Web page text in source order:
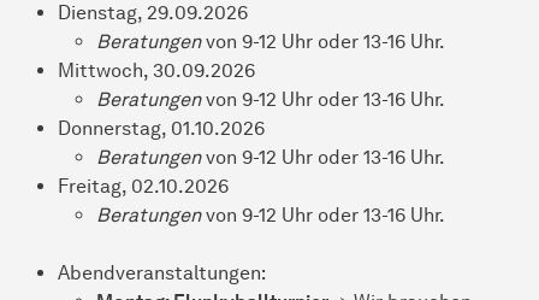
Dienstag, 29.09.2026
Beratungenvon 9-12 Uhr oder 13-16 Uhr.
Mittwoch, 30.09.2026
Beratungenvon 9-12 Uhr oder 13-16 Uhr.
Donnerstag, 01.10.2026
Beratungenvon 9-12 Uhr oder 13-16 Uhr.
Freitag, 02.10.2026
Beratungenvon 9-12 Uhr oder 13-16 Uhr.
Abendveranstaltungen: